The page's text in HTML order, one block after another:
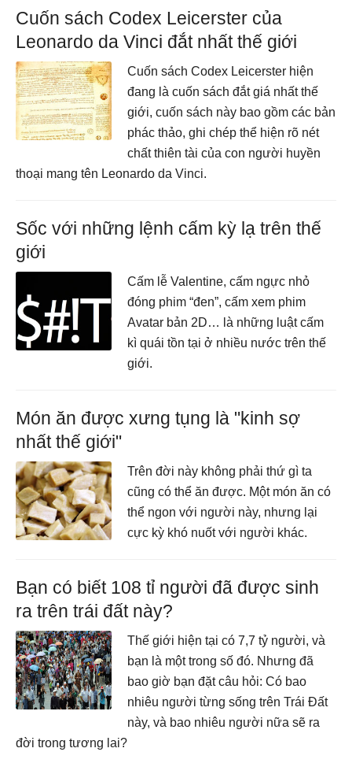
Cuốn sách Codex Leicerster của
Leonardo da Vinci đắt nhất thế giới
Cuốn sách Codex Leicerster hiện
đang là cuốn sách đắt giá nhất thế
giới, cuốn sách này bao gồm các bản
phác thảo, ghi chép thể hiện rõ nét
chất thiên tài của con người huyền
thoại mang tên Leonardo da Vinci.
Sốc với những lệnh cấm kỳ lạ trên thế
giới
Cấm lễ Valentine, cấm ngực nhỏ
đóng phim “đen”, cấm xem phim
Avatar bản 2D… là những luật cấm
kì quái tồn tại ở nhiều nước trên thế
giới.
Món ăn được xưng tụng là "kinh sợ
nhất thế giới"
Trên đời này không phải thứ gì ta
cũng có thể ăn được. Một món ăn có
thể ngon với người này, nhưng lại
cực kỳ khó nuốt với người khác.
Bạn có biết 108 tỉ người đã được sinh
ra trên trái đất này?
Thế giới hiện tại có 7,7 tỷ người, và
bạn là một trong số đó. Nhưng đã
bao giờ bạn đặt câu hỏi: Có bao
nhiêu người từng sống trên Trái Đất
này, và bao nhiêu người nữa sẽ ra
đời trong tương lai?